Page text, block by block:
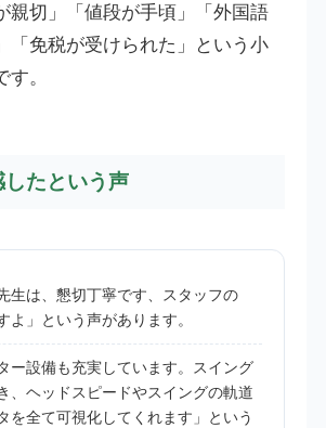
親切」「値段が手頃」「外国語
「免税が受けられた」という小
。
たという声
生は、懇切丁寧です、スタッフの
よ」という声があります。
ー設備も充実しています。スイング
、ヘッドスピードやスイングの軌道
を全て可視化してくれます」という